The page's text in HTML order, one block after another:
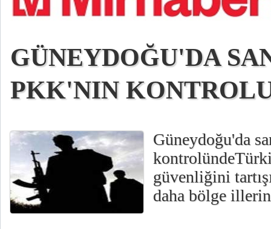
GÜNEYDOĞU'DA
PKK'NIN
Güneydoğu'da
güvenliğini
daha bölge